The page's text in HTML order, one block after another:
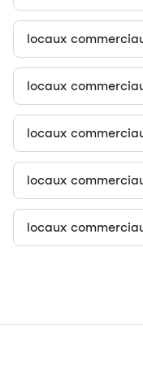
locaux
locaux
locaux
locaux
locaux